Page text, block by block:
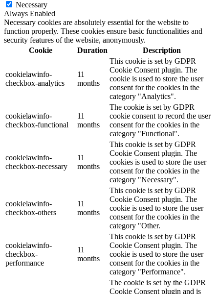
Necessary
Always Enabled
Necessary cookies are absolutely essential for the website to
function properly. These cookies ensure basic functionalities and
security features of the website, anonymously.
Cookie
Duration Description
cookielawinfo-
checkbox-analytics
11
months
This cookie is set by GDPR
Cookie Consent plugin. The
cookie is used to store the user
consent for the cookies in the
category "Analytics".
cookielawinfo-
checkbox-functional
11
months
The cookie is set by GDPR
cookie consent to record the user
consent for the cookies in the
category "Functional".
cookielawinfo-
checkbox-necessary
11
months
This cookie is set by GDPR
Cookie Consent plugin. The
cookies is used to store the user
consent for the cookies in the
category "Necessary".
cookielawinfo-
checkbox-others
11
months
This cookie is set by GDPR
Cookie Consent plugin. The
cookie is used to store the user
consent for the cookies in the
category "Other.
cookielawinfo-
checkbox-
performance
11
months
This cookie is set by GDPR
Cookie Consent plugin. The
cookie is used to store the user
consent for the cookies in the
category "Performance".
The cookie is set by the GDPR
Cookie Consent plugin and is